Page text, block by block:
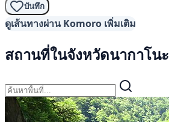
บันทึก
ดูเส้นทางผ่าน Komoro เพิ่มเติม
สถานที่ในจังหวัดนากาโนะ